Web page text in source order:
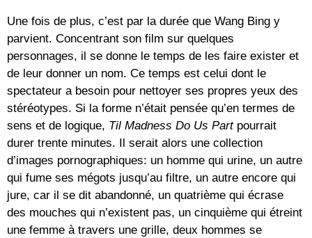
Une fois de plus, c’est par la durée que Wang Bing y
parvient. Concentrant son film sur quelques
personnages, il se donne le temps de les faire exister et
de leur donner un nom. Ce temps est celui dont le
spectateur a besoin pour nettoyer ses propres yeux des
stéréotypes. Si la forme n’était pensée qu’en termes de
sens et de logique, Til Madness Do Us Partpourrait
durer trente minutes. Il serait alors une collection
d’images pornographiques: un homme qui urine, un autre
qui fume ses mégots jusqu’au filtre, un autre encore qui
jure, car il se dit abandonné, un quatrième qui écrase
des mouches qui n’existent pas, un cinquième qui étreint
une femme à travers une grille, deux hommes se